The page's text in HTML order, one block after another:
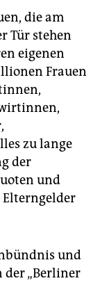
die am
Tür stehen
eigenen
Frauen
zu lange
der
und
und
der „Berliner